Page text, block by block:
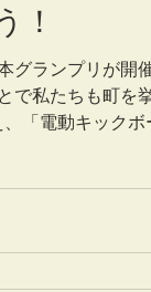
！
グランプリが開
で私たちも町を
「電動キックボ